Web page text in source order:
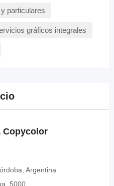
particulares
gráficos integrales
Copycolor
Argentina
5000